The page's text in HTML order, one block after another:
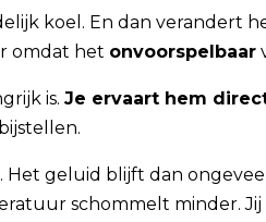
koel. En dan verandert
omdat het onvoorspelbaar
is. Je ervaart hem
Het geluid blijft dan
schommelt minder.